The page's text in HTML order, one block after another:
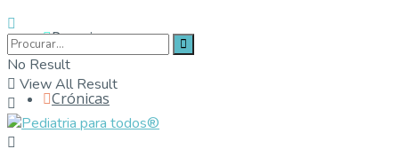
Parceiros
Crónicas
No Result
View All Result